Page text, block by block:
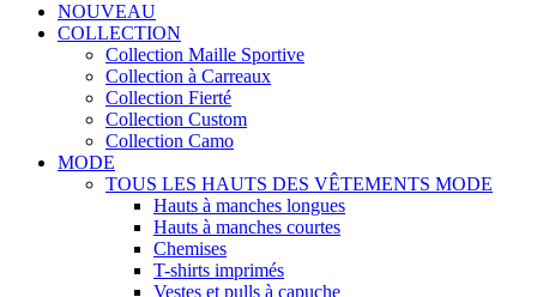
NOUVEAU
COLLECTION
Collection Maille Sportive
Collection à Carreaux
Collection Fierté
Collection Custom
Collection Camo
MODE
TOUS LES HAUTS DES VÊTEMENTS MODE
Hauts à manches longues
Hauts à manches courtes
Chemises
T-shirts imprimés
Vestes et pulls à capuche